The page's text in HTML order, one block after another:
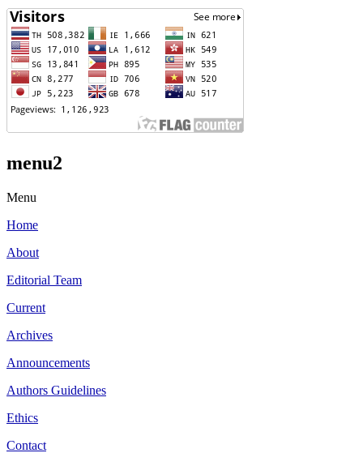
menu2
Menu
Home
About
Editorial Team
Current
Archives
Announcements
Authors Guidelines
Ethics
Contact